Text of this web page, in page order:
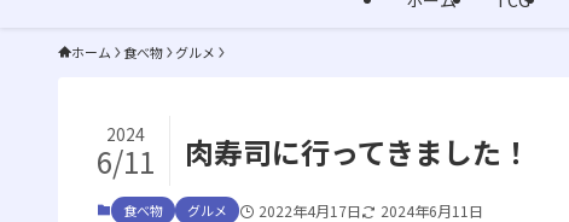
ホーム 食べ物 グルメ
肉寿司に行ってきました！
2024
6/11
食べ物 グルメ 2022年4月17日 2024年6月11日